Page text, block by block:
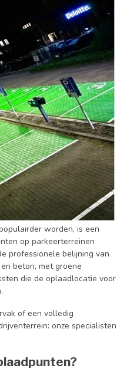
worden, is een
op parkeerterreinen
professionele belijning van
beton, met groene
die de oplaadlocatie voor
of een volledig
onze specialisten